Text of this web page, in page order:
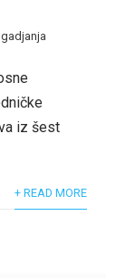
iz šest
+ READ MORE